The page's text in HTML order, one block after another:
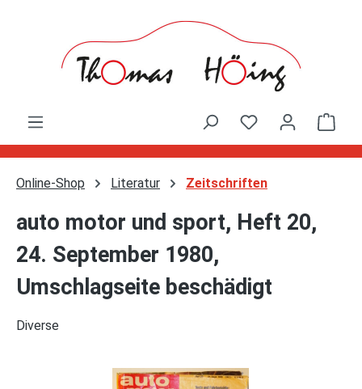
Online-Shop Literatur Zeitschriften
auto motor und sport, Heft 20,
24. September 1980,
Umschlagseite beschädigt
Diverse
Bildergalerie überspringen